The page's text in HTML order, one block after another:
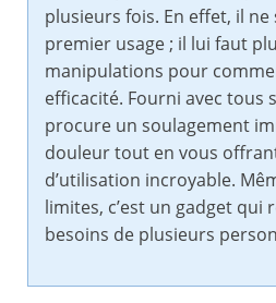
plusieurs fois. En effet, il ne
premier usage ; il lui faut
manipulations pour
efficacité. Fourni avec tous
procure un soulagement
douleur tout en vous
d’utilisation incroyable.
limites, c’est un gadget qui
besoins de plusieurs